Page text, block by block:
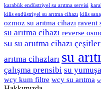
karabük endüstriyel su arıtma servisi
kilis endüstriyel su arıtma cihazı kilis
ozmoz su arıtma cihazı ravent
su arıtma cihazı reverse
su su arutma cihazı
arıtma cihazları su
çalışma prensibi su
wcy kum filtre wcy su arıtma